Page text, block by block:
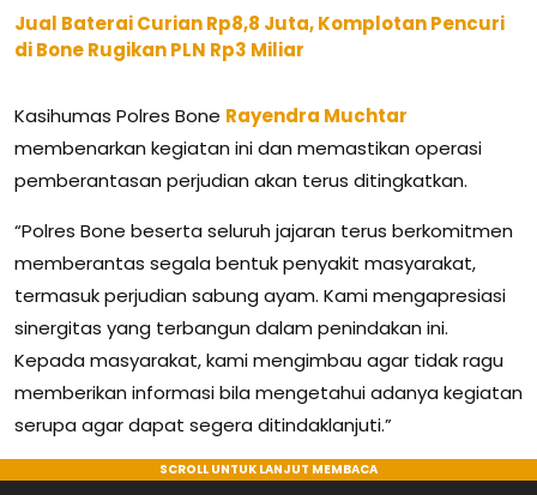
Jual Baterai Curian Rp8,8 Juta, Komplotan Pencuri
di Bone Rugikan PLN Rp3 Miliar
Kasihumas Polres Bone Rayendra Muchtar
membenarkan kegiatan ini dan memastikan operasi
pemberantasan perjudian akan terus ditingkatkan.
“Polres Bone beserta seluruh jajaran terus berkomitmen
memberantas segala bentuk penyakit masyarakat,
termasuk perjudian sabung ayam. Kami mengapresiasi
sinergitas yang terbangun dalam penindakan ini.
Kepada masyarakat, kami mengimbau agar tidak ragu
memberikan informasi bila mengetahui adanya kegiatan
serupa agar dapat segera ditindaklanjuti.”